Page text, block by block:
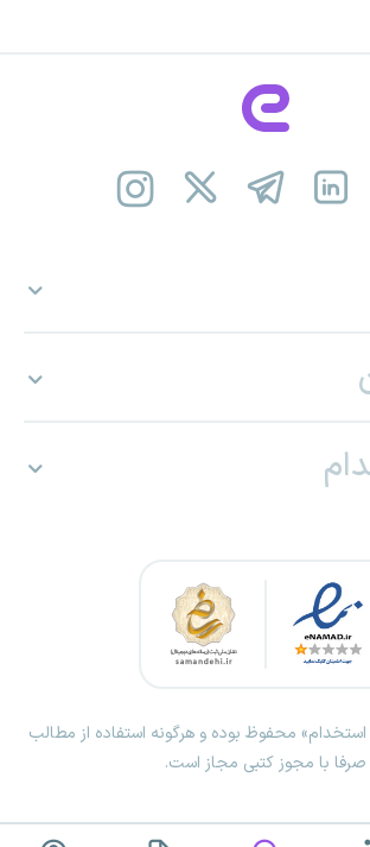
محفوظ بوده و هرگونه استفاده از مطالب
صرفا با مجوز کتبی مجاز است.